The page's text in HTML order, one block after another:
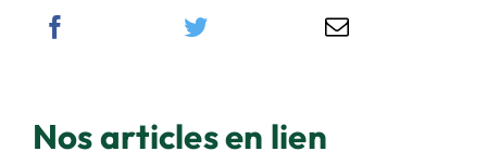
Nos articles en lien